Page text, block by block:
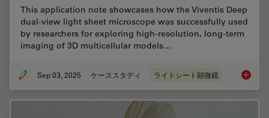
This application note showcases how the Viventis Deep
dual-view light sheet microscope was successfully used
by researchers for exploring high-resolution, long-term
imaging of 3D multicellular models…
Sep 03, 2025 ケーススタディ ライトシート顕微鏡